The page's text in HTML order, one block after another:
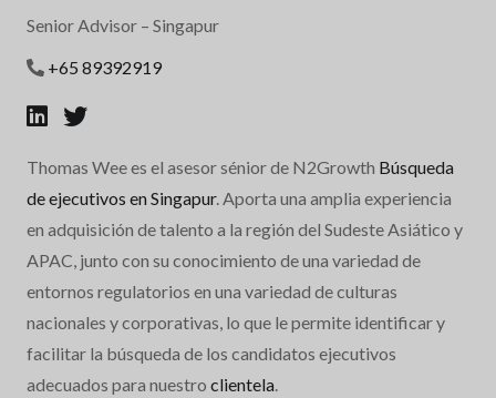
Senior Advisor – Singapur
+65 89392919
Thomas Wee es el asesor sénior de N2Growth Búsqueda
de ejecutivos en Singapur. Aporta una amplia experiencia
en adquisición de talento a la región del Sudeste Asiático y
APAC, junto con su conocimiento de una variedad de
entornos regulatorios en una variedad de culturas
nacionales y corporativas, lo que le permite identificar y
facilitar la búsqueda de los candidatos ejecutivos
adecuados para nuestro clientela.